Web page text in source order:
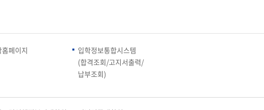
학생설계전공 관련
진로 컨설팅 우수사례
전공·진로 안내영상
개
지원/선발절차
선발요소/배점
세부선발방법
홈페이지
입학정보통합시스템
(합격조회/고지서출력/
납부조회)